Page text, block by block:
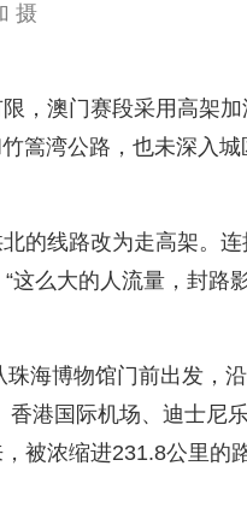
摄
，澳门赛段采用高架
篙湾公路，也未深入城
的线路改为走高架。
么大的人流量，封路
海博物馆门前出发，
香港国际机场、迪士
被浓缩进231.8公里的